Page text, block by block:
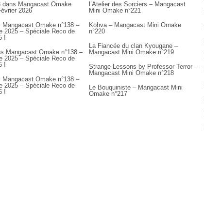
dans Mangacast Omake
2026
Mangacast Omake n°138 –
2025 – Spéciale Reco de
!
Mangacast Omake n°138 –
2025 – Spéciale Reco de
!
Mangacast Omake n°138 –
2025 – Spéciale Reco de
!
l’Atelier des Sorciers – Mangacast
Mini Omake n°221
Kohva – Mangacast Mini Omake
n°220
La Fiancée du clan Kyougane –
Mangacast Mini Omake n°219
Strange Lessons by Professor Terror –
Mangacast Mini Omake n°218
Le Bouquiniste – Mangacast Mini
Omake n°217